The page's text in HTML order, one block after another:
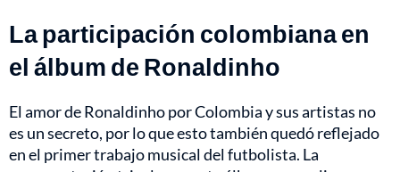
La participación colombiana en
el álbum de Ronaldinho
El amor de Ronaldinho por Colombia y sus artistas no
es un secreto, por lo que esto también quedó reflejado
en el primer trabajo musical del futbolista. La